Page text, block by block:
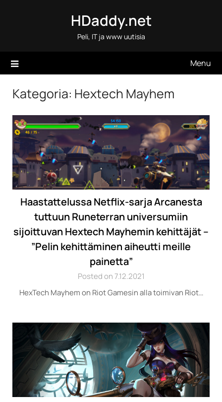
HDaddy.net
Peli, IT ja www uutisia
Menu
Kategoria: Hextech Mayhem
Haastattelussa Netflix-sarja Arcanesta
tuttuun Runeterran universumiin
sijoittuvan Hextech Mayhemin kehittäjät –
”Pelin kehittäminen aiheutti meille
painetta”
Posted on 7.12.2021
HexTech Mayhem on Riot Gamesin alla toimivan Riot…